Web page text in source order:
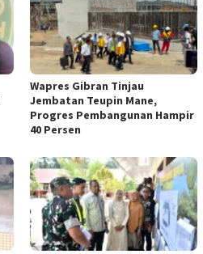
Wapres Gibran Tinjau
Jembatan Teupin Mane,
Progres Pembangunan Hampir
40 Persen